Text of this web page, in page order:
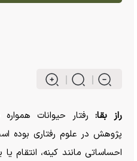
راز بقا: رفتار حیوانات
پژوهش در علوم رفتاری
احساساتی مانند کینه،